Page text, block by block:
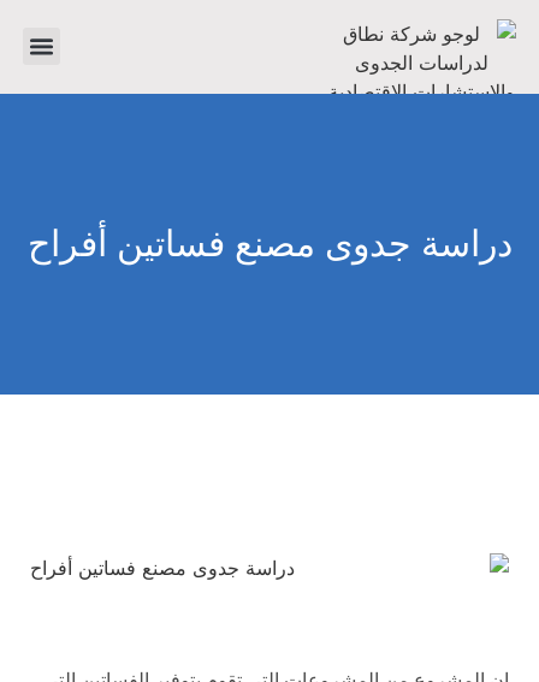
دراسة جدوى مصنع فساتين أفراح